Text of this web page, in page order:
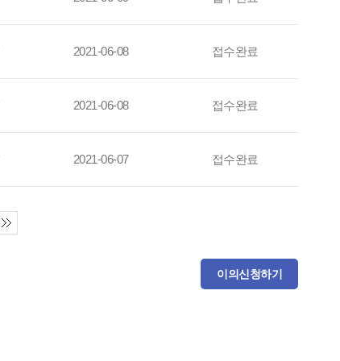
2021-06-08 접수완료
2021-06-08 접수완료
2021-06-07 접수완료
이의신청하기